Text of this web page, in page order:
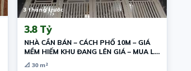
3 tháng trước
3.8 Tỷ
NHÀ CẦN BÁN – CÁCH PHỐ 10M – GIÁ
MỀM HIẾM KHU ĐANG LÊN GIÁ – MUA LÀ
GIỮ TIỀN
📐 30 m²